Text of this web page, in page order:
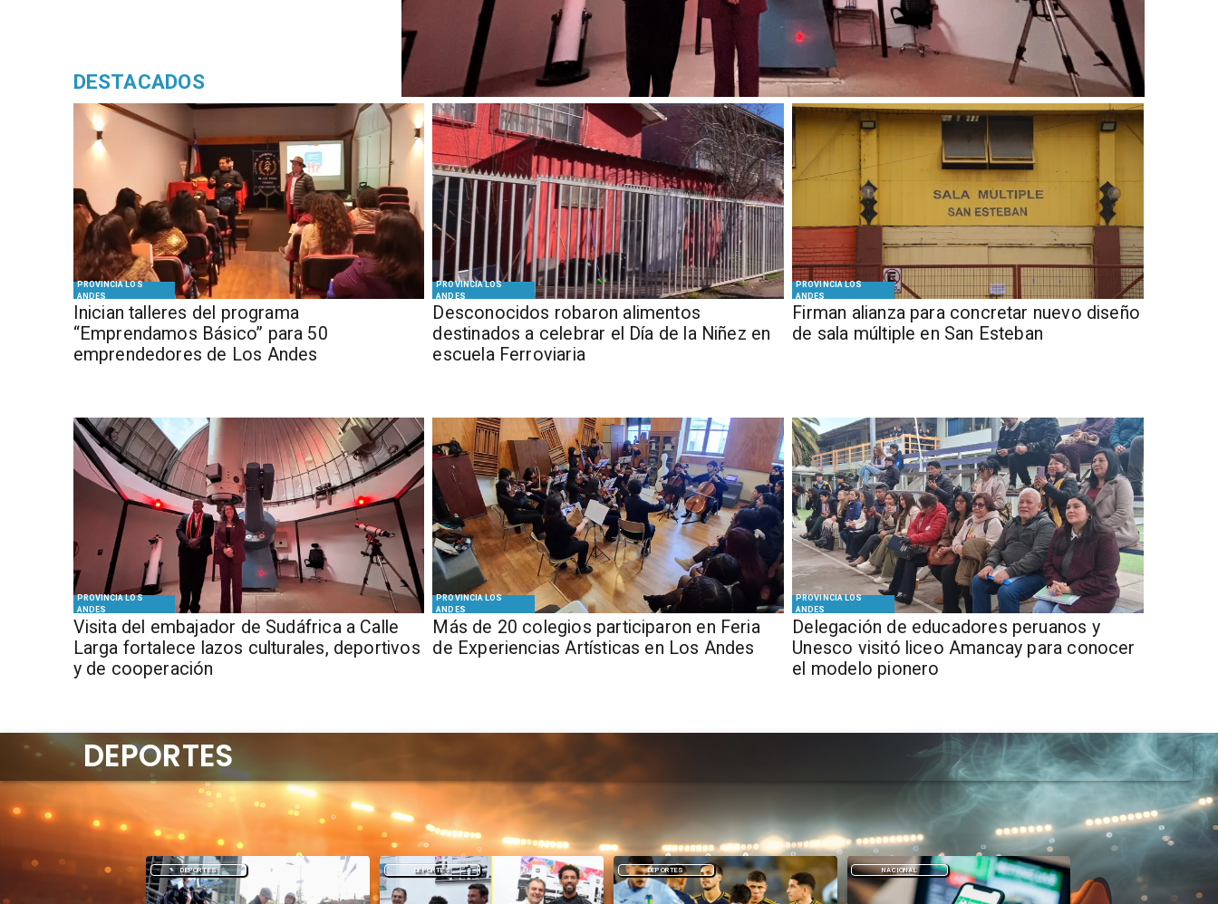
PROVINCIA LOS
ANDES
Inician talleres del programa
“Emprendamos Básico” para 50
emprendedores de Los Andes
PROVINCIA LOS
ANDES
Desconocidos robaron alimentos
destinados a celebrar el Día de la Niñez en
escuela Ferroviaria
PROVINCIA LOS
ANDES
​​Firman alianza para concretar nuevo diseño
de sala múltiple en San Esteban
PROVINCIA LOS
ANDES
​Visita del embajador de Sudáfrica a Calle
Larga fortalece lazos culturales, deportivos
y de cooperación
PROVINCIA LOS
ANDES
Más de 20 colegios participaron en Feria
de Experiencias Artísticas en Los Andes
PROVINCIA LOS
ANDES
Delegación de educadores peruanos y
Unesco visitó liceo Amancay para conocer
el modelo pionero
DESTACADOS
DEPORTES DEPORTES NACIONAL DEPORTES
DEPORTES